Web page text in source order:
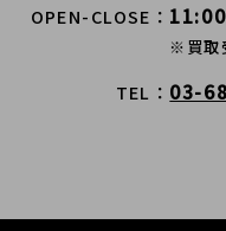
OPEN-CLOSE
※買取
TEL 03-